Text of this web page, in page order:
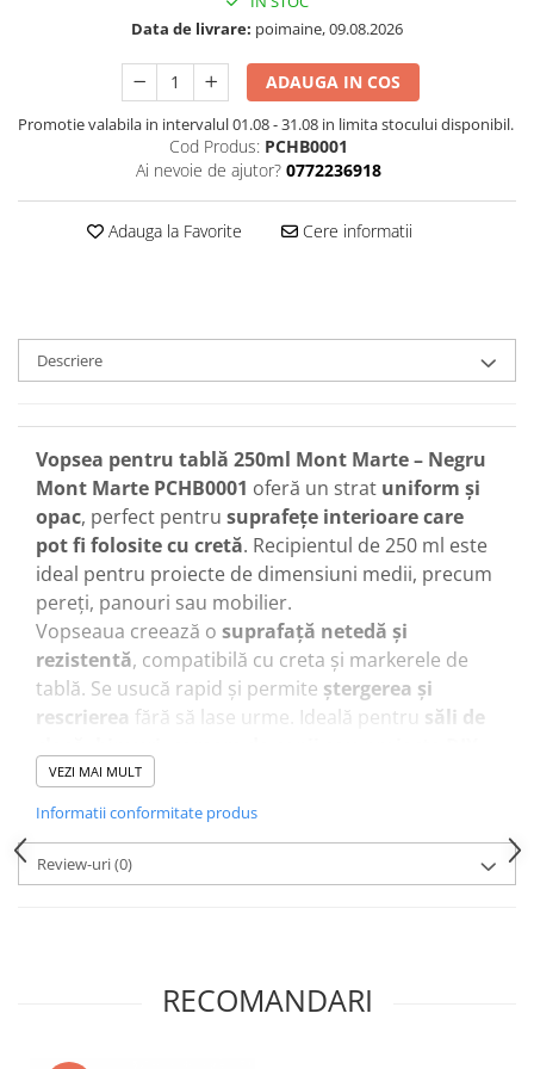
Data de livrare: poimaine, 09.08.2026
ADAUGA IN COS
Promotie valabila in intervalul 01.08 - 31.08 in limita stocului disponibil.
Cod Produs: PCHB0001
Ai nevoie de ajutor? 0772236918
Adauga la Favorite Cere informatii
Descriere
Vopsea pentru tablă 250ml Mont Marte – Negru
Mont Marte PCHB0001 oferă un strat uniform și
opac, perfect pentru suprafețe interioare care
pot fi folosite cu cretă. Recipientul de 250 ml este
ideal pentru proiecte de dimensiuni medii, precum
pereți, panouri sau mobilier.
Vopseaua creează o suprafață netedă și
rezistentă, compatibilă cu creta și markerele de
tablă. Se usucă rapid și permite ștergerea și
rescrierea fără să lase urme. Ideală pentru săli de
Recomandată pentru artiști, profesori, părinți sau
pasionați de bricolaj care doresc
Perfectă pentru pereți, panouri, mobilier sau orice
suprafață plană care poate fi transformată într-o
Caracteristici principale
Recipient de
VEZI MAI MULT
Informatii conformitate produs
Review-uri(0)
RECOMANDARI